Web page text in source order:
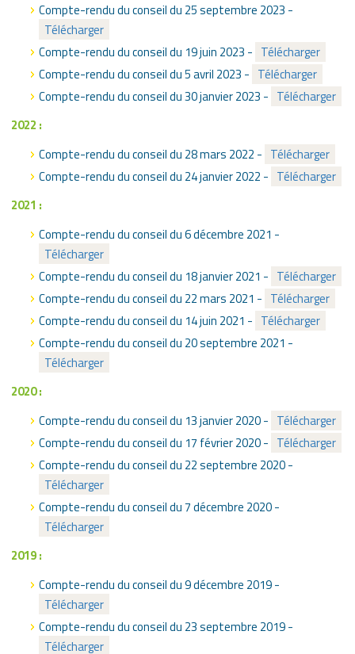
Compte-rendu du conseil du 25 septembre 2023 -
Télécharger
Compte-rendu du conseil du 19 juin 2023 - Télécharger
Compte-rendu du conseil du 5 avril 2023 - Télécharger
Compte-rendu du conseil du 30 janvier 2023 - Télécharger
2022 :
Compte-rendu du conseil du 28 mars 2022 - Télécharger
Compte-rendu du conseil du 24 janvier 2022 - Télécharger
2021 :
Compte-rendu du conseil du 6 décembre 2021 -
Télécharger
Compte-rendu du conseil du 18 janvier 2021 - Télécharger
Compte-rendu du conseil du 22 mars 2021 - Télécharger
Compte-rendu du conseil du 14 juin 2021 - Télécharger
Compte-rendu du conseil du 20 septembre 2021 -
Télécharger
2020 :
Compte-rendu du conseil du 13 janvier 2020 - Télécharger
Compte-rendu du conseil du 17 février 2020 - Télécharger
Compte-rendu du conseil du 22 septembre 2020 -
Télécharger
Compte-rendu du conseil du 7 décembre 2020 -
Télécharger
2019 :
Compte-rendu du conseil du 9 décembre 2019 -
Télécharger
Compte-rendu du conseil du 23 septembre 2019 -
Télécharger